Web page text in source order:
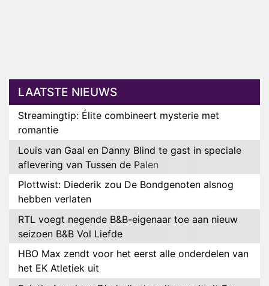
LAATSTE NIEUWS
Streamingtip: Élite combineert mysterie met
romantie
Louis van Gaal en Danny Blind te gast in speciale
aflevering van Tussen de Palen
Plottwist: Diederik zou De Bondgenoten alsnog
hebben verlaten
RTL voegt negende B&B-eigenaar toe aan nieuw
seizoen B&B Vol Liefde
HBO Max zendt voor het eerst alle onderdelen van
het EK Atletiek uit